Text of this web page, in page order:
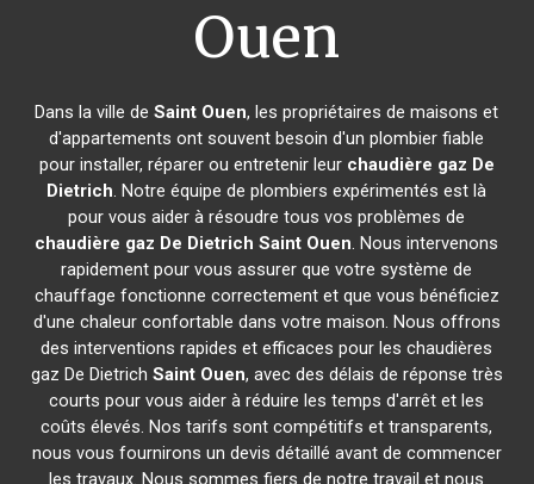
Ouen
Dans la ville deSaint Ouen, les propriétaires de maisons et
d'appartements ont souvent besoin d'un plombier fiable
pour installer, réparer ou entretenir leur chaudière gaz De
Dietrich. Notre équipe de plombiers expérimentés est là
pour vous aider à résoudre tous vos problèmes de
chaudière gaz De Dietrich Saint Ouen. Nous intervenons
rapidement pour vous assurer que votre système de
chauffage fonctionne correctement et que vous bénéficiez
d'une chaleur confortable dans votre maison. Nous offrons
des interventions rapides et efficaces pour les chaudières
gaz De Dietrich Saint Ouen, avec des délais de réponse très
courts pour vous aider à réduire les temps d'arrêt et les
coûts élevés. Nos tarifs sont compétitifs et transparents,
nous vous fournirons un devis détaillé avant de commencer
les travaux. Nous sommes fiers de notre travail et nous